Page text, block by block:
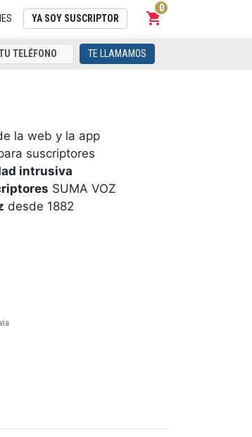
YA SOY SUSCRIPTOR shopping_cart
Carrito
0
TE LLAMAMOS
la web y la app
suscriptores
intrusiva
SUMA VOZ
desde 1882